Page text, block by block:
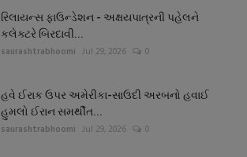
રિલાયન્સ ફાઉન્ડેશન - અક્ષયપાત્રની પહેલને
કલેક્ટરે બિરદાવી...
saurashtrabhoomi Jul 29, 2026 0
હવે ઈરાક ઉપર અમેરીકા-સાઉદી અરબનો હવાઈ
હુમલો ઈરાન સમર્થીત...
saurashtrabhoomi Jul 29, 2026 0